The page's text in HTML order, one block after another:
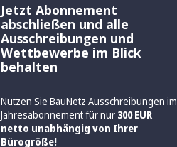
Jetzt Abonnement
abschließen und alle
Ausschreibungen und
Wettbewerbe im Blick
behalten
Nutzen Sie BauNetz Ausschreibungen im
Jahresabonnement für nur 300 EUR
netto unabhängig von Ihrer
Bürogröße!